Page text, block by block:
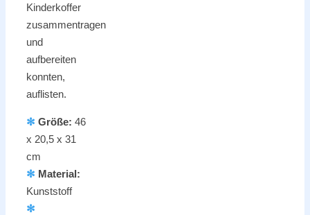
Kinderkoffer
zusammentragen
und
aufbereiten
konnten,
auflisten.
✻ Größe: 46
x 20,5 x 31
cm
✻ Material:
Kunststoff
✻